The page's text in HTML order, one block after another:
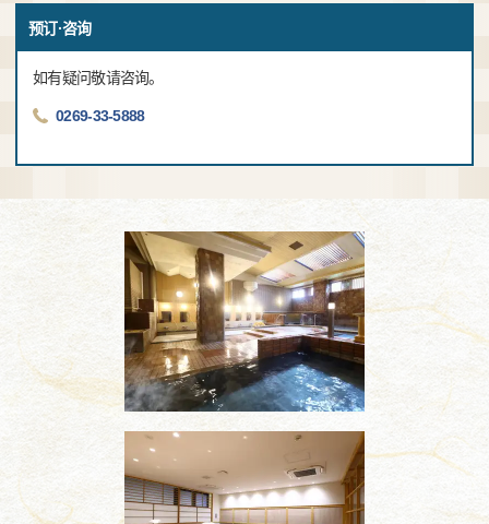
预订·咨询
如有疑问敬请咨询。
0269-33-5888